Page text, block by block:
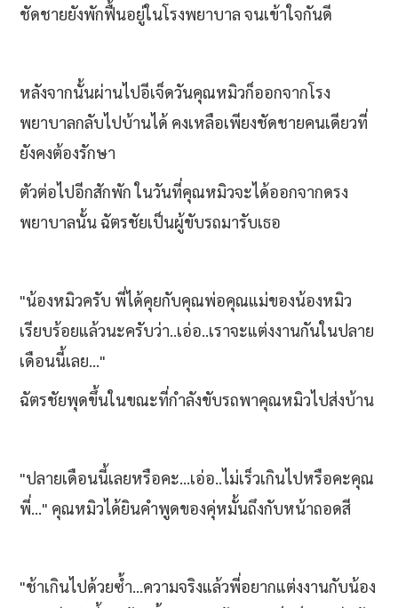
ชัดชายยังพักฟื้นอยู่ในโรงพยาบาล จนเข้าใจกันดี
หลังจากนั้นผ่านไปอีเจ็ดวันคุณหมิวก็ออกจากโรง
พยาบาลกลับไปบ้านได้ คงเหลือเพียงชัดชายคนเดียวที่
ยังคงต้องรักษา
ตัวต่อไปอีกสักพัก ในวันที่คุณหมิวจะได้ออกจากดรง
พยาบาลนั้น ฉัตรชัยเป็นผู้ขับรถมารับเธอ
"น้องหมิวครับ พี่ได้คุยกับคุณพ่อคุณแม่ของน้องหมิว
เรียบร้อยแล้วนะครับว่า..เอ่อ..เราจะแต่งงานกันในปลาย
เดือนนี้เลย..."
ฉัตรชัยพุดขึ้นในขณะที่กำลังขับรถพาคุณหมิวไปส่งบ้าน
"ปลายเดือนนี้เลยหรือคะ...เอ่อ..ไม่เร็วเกินไปหรือคะคุณ
พี่..." คุณหมิวได้ยินคำพูดของคุ่หมั้นถึงกับหน้าถอดสี
"ช้าเกินไปด้วยซ้ำ...ความจริงแล้วพี่อยากแต่งงานกับน้อง